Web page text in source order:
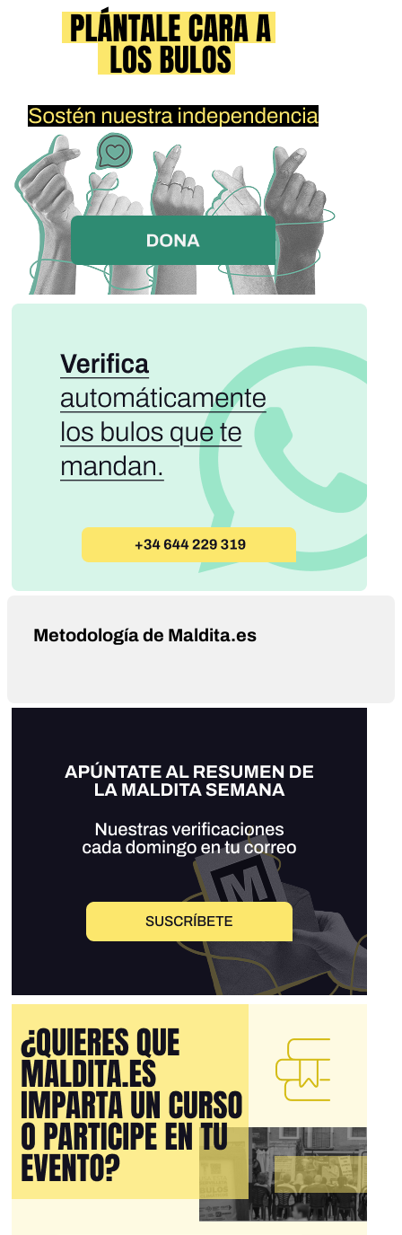
Metodología de Maldita.es